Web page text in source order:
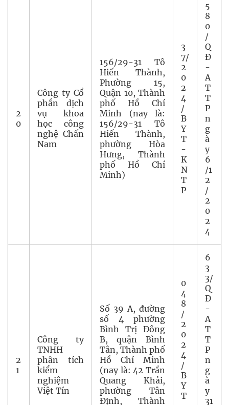
2
0
Công ty Cổ
phần dịch
vụ khoa
học công
nghệ Chấn
Nam
156/29-31 Tô
Hiến Thành,
Phường 15,
Quận 10, Thành
phố Hồ Chí
Minh (nay là:
156/29-31 Tô
Hiến Thành,
phường Hòa
Hưng, Thành
phố Hồ Chí
Minh)
3
7/
2
0
2
4
/
B
Y
T
-
K
N
T
P
5
8
0
/
Q
Đ
-
A
T
T
P
n
g
à
y
6
/1
2
/
2
0
2
4
2
1
Công ty
TNHH
phân tích
kiểm
nghiệm
Việt Tín
Số 39 A, đường
số 4 phường
Bình Trị Đông
B, quận Bình
Tân, Thành phố
Hồ Chí Minh
(nay là: 42 Trần
Quang Khải,
phường Tân
Định, Thành
0
4
8
/
2
0
2
4
/
B
Y
T
6
3
3/
Q
Đ
-
A
T
T
P
n
g
à
y
31